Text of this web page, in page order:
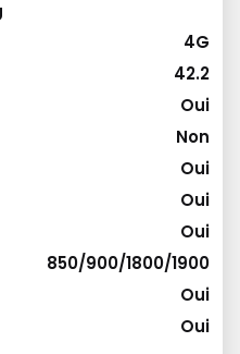
4G
42.2
Oui
Non
Oui
Oui
Oui
850/900/1800/1900
Oui
Oui